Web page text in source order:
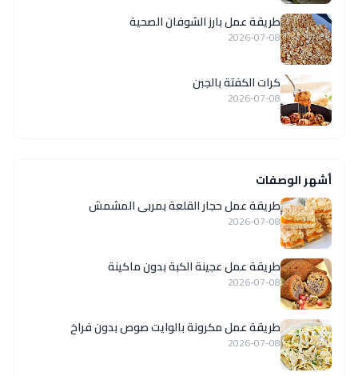
طريقة عمل بارز الشوفان الصحية
2026-07-08
كرات الكفتة بالجبن
2026-07-08
أشهر الوصفات
طريقة عمل حجار القلعة بمربى المشمش
2026-07-08
طريقة عمل عجينة الكبة بدون ماكينة
2026-07-08
طريقة عمل مكرونة بالوايت صوص بدون فراخ
2026-07-08